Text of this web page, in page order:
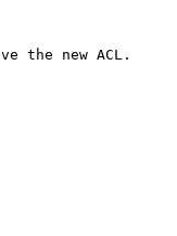
the new ACL.